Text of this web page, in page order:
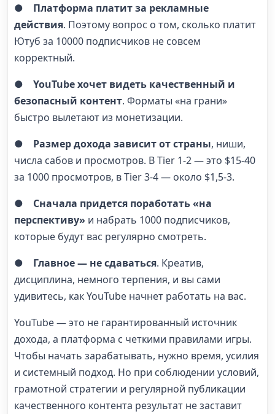
●
Платформа платит за рекламные
действия. Поэтому вопрос о том, сколько платит
Ютуб за 10000 подписчиков не совсем
корректный.
● YouTube хочет видеть качественный и
безопасный контент. Форматы «на грани»
быстро вылетают из монетизации.
● Размер дохода зависит от страны, ниши,
числа сабов и просмотров. В Tier 1-2 — это $15-40
за 1000 просмотров, в Tier 3-4 — около $1,5-3.
● Сначала придется поработать «на
перспективу» и набрать 1000 подписчиков,
которые будут вас регулярно смотреть.
● Главное — не сдаваться. Креатив,
дисциплина, немного терпения, и вы сами
удивитесь, как YouTube начнет работать на вас.
YouTube — это не гарантированный источник
дохода, а платформа с четкими правилами игры.
Чтобы начать зарабатывать, нужно время, усилия
и системный подход. Но при соблюдении условий,
грамотной стратегии и регулярной публикации
качественного контента результат не заставит